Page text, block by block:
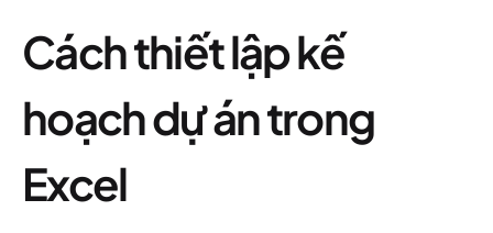
Cách thiết lập kế
hoạch dự án trong
Excel